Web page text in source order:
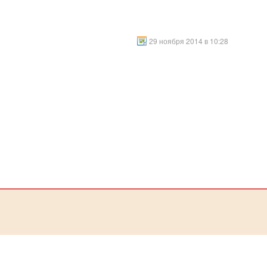
29 ноября 2014 в 10:28